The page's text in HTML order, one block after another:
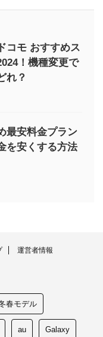
コモ おすすめス
！機種変更で
れ？
最安料金プラン
を安くする方法
運営者情報
春モデル
au Galaxy